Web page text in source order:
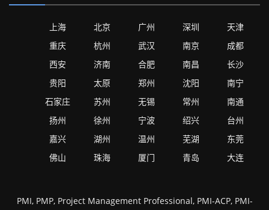
上海 北京 广州 深圳
天津
重庆
杭州 武汉 南京
成都
西安
济南 合肥 南昌
长沙
贵阳
太原 郑州 沈阳
南宁
石家庄
苏州 无锡 常州
南通
扬州
徐州 宁波 绍兴
台州
嘉兴
湖州 温州 芜湖
东莞
佛山
珠海 厦门 青岛 大连
PMI, PMP, Project Management Professional, PMI-ACP, PMI-